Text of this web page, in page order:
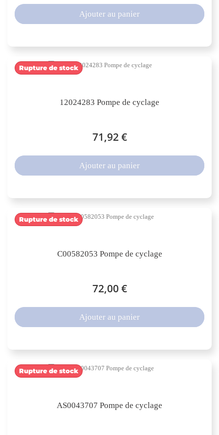
Ajouter au panier
12024283 Pompe de cyclage
71,92 €
Rupture de stock
Ajouter au panier
C00582053 Pompe de cyclage
72,00 €
Rupture de stock
Ajouter au panier
AS0043707 Pompe de cyclage
Rupture de stock